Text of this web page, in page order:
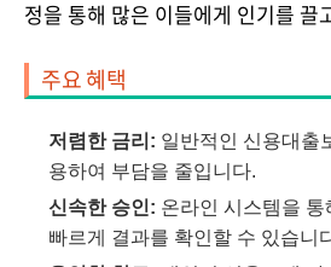
정을 통해 많은 이들에게 인기를 끌
주요 혜택
저렴한 금리: 일반적인 신용대출
용하여 부담을 줄입니다.
신속한 승인: 온라인 시스템을
빠르게 결과를 확인할 수 있습니